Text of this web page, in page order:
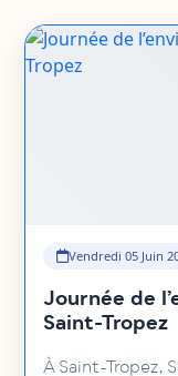
Vendredi 05 Juin
Journée de
Saint-Tropez
À Saint-Tropez,